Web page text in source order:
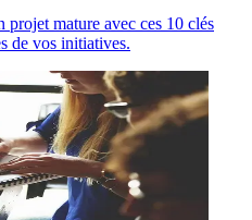
projet mature avec ces 10 clés
de vos initiatives.